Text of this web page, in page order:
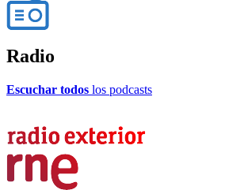
Radio
Escuchar todos los podcasts